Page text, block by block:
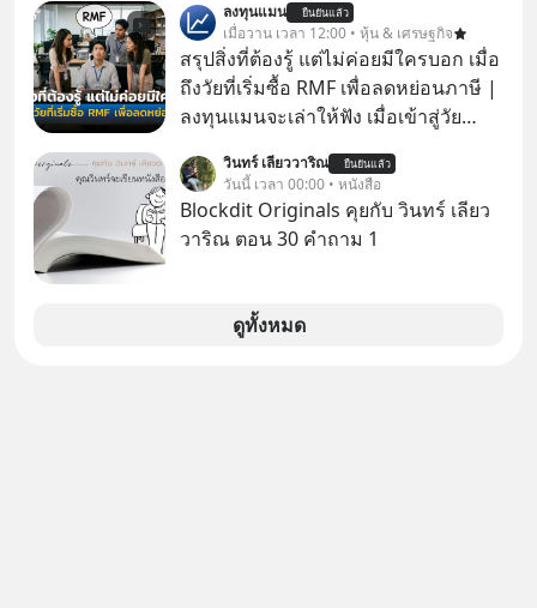
ทันที มาฟัง “ป้าเก๋าเล่ากลโกง” เพื่อรู้ทัน
มุกหลอกลวงในคราบความน่าเชื่อถือ
กันค่ะ #แก้เกมกลโกง #ป้าเก๋าเล่ากล
โกง #LivesSustainably #อยู่อย่าง
ยั่งยืน #CyberSecurity #ป้าเก๋า
#FraudEducation #FinancialLiteracy
#DigitalBankWithHumanTouch
ลงทุนแมน ยืนยันแล้ว
เมื่อวาน เวลา 12:00 • หุ้น & เศรษฐกิจ
สรุปสิ่งที่ต้องรู้ แต่ไม่ค่อยมีใครบอก เมื่อ
ถึงวัยที่เริ่มซื้อ RMF เพื่อลดหย่อนภาษี |
ลงทุนแมนจะเล่าให้ฟัง เมื่อเข้าสู่วัย
ภาษี หลายคนมักได้รับคำแนะนำให้
ลงทุนใน RMF เพราะนอกจากจะช่วยลด
หย่อนภาษีได้แล้ว ยังเป็นโอกาสในการ
อะไรบ้าง ควรดู ตรงไหน ทำอย่างไร ถึง
จะดีกับเรา แล้วเราควรรู้ข้อมูลอะไร
วินทร์ เลียววาริณ ยืนยันแล้ว
วันนี้ เวลา 00:00 • หนังสือ
Blockdit Originals คุยกับ วินทร์ เลียว
วาริณ ตอน 30 คำถาม 1
ดูทั้งหมด